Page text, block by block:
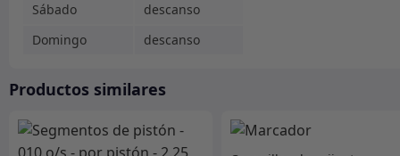
Sábado
descanso
Domingo
descanso
Productos similares